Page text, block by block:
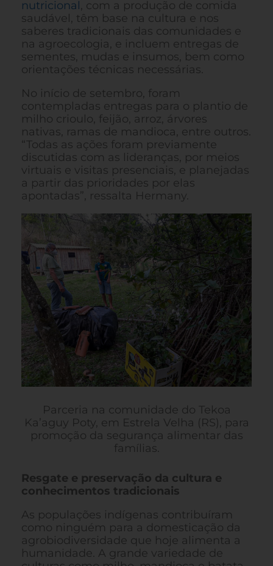
nutricional, com a produção de comida
saudável, têm base na cultura e nos
saberes tradicionais das comunidades e
na agroecologia, e incluem entregas de
sementes, mudas e insumos, bem como
orientações técnicas necessárias.
No início de setembro, foram
contempladas entregas para o plantio de
milho crioulo, feijão, arroz, árvores
nativas, ramas de mandioca, entre outros.
“Todas as ações foram previamente
discutidas com as lideranças, por meios
virtuais e visitas presenciais, e planejadas
a partir das prioridades por elas
apontadas”, ressalta Hermany.
Parceria na comunidade do Tekoa
Ka’aguy Poty, em Estrela Velha (RS), para
promoção da segurança alimentar das
famílias.
Resgate e preservação da cultura e
conhecimentos tradicionais
As populações indígenas contribuíram
como ninguém para a domesticação da
agrobiodiversidade que hoje alimenta a
humanidade. A grande variedade de